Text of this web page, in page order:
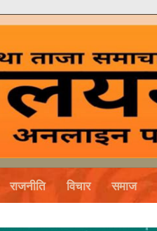
राजनीति विचार समाज